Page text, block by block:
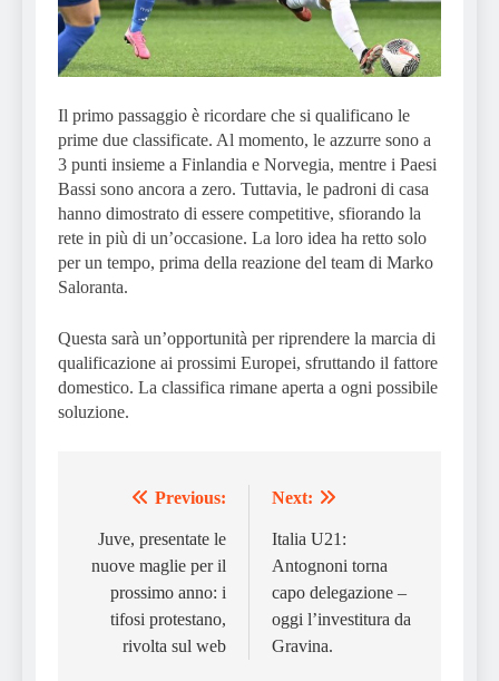
Il primo passaggio è ricordare che si qualificano le
prime due classificate. Al momento, le azzurre sono a
3 punti insieme a Finlandia e Norvegia, mentre i Paesi
Bassi sono ancora a zero. Tuttavia, le padroni di casa
hanno dimostrato di essere competitive, sfiorando la
rete in più di un’occasione. La loro idea ha retto solo
per un tempo, prima della reazione del team di Marko
Saloranta.
Questa sarà un’opportunità per riprendere la marcia di
qualificazione ai prossimi Europei, sfruttando il fattore
domestico. La classifica rimane aperta a ogni possibile
soluzione.
navigation
Previous:
Juve, presentate le
nuove maglie per il
prossimo anno: i
tifosi protestano,
rivolta sul web
Next:
Italia U21:
Antognoni torna
capo delegazione –
oggi l’investitura da
Gravina.